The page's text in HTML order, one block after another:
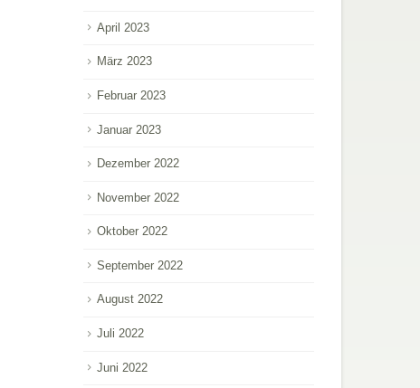
April 2023
März 2023
Februar 2023
Januar 2023
Dezember 2022
November 2022
Oktober 2022
September 2022
August 2022
Juli 2022
Juni 2022